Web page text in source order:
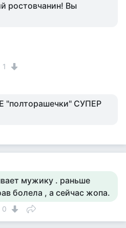
ростовчанин! Вы
1
"полторашечки" СУПЕР
мужику . раньше
болела , а сейчас жопа.
0